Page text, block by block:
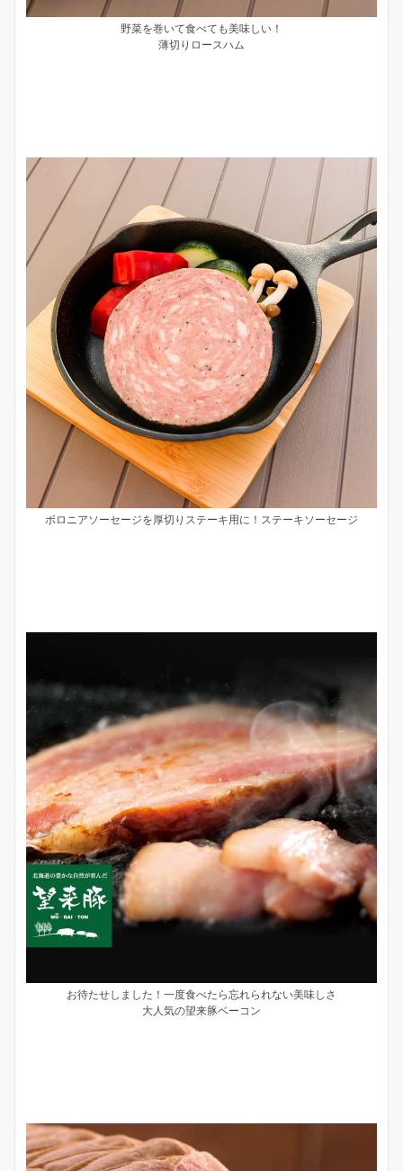
野菜を巻いて食べても美味しい！
薄切りロースハム
ボロニアソーセージを厚切りステーキ用に！ステーキソーセージ
お待たせしました！一度食べたら忘れられない美味しさ
大人気の望来豚ベーコン